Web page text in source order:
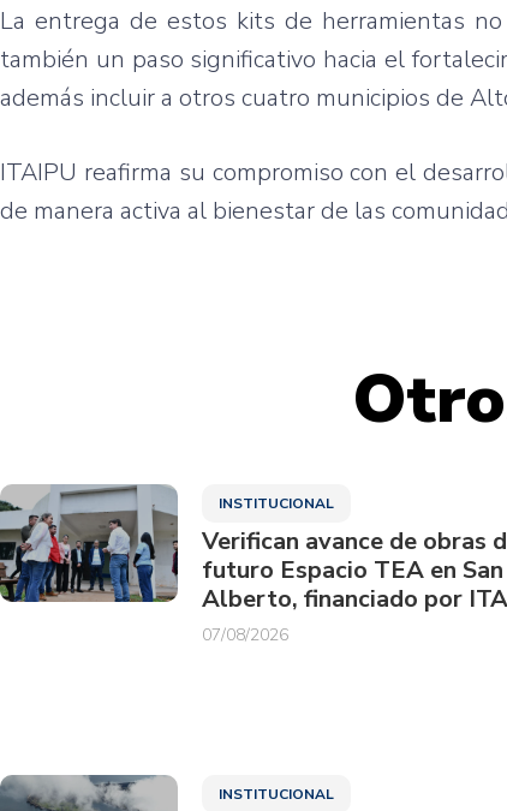
La entrega de estos kits de herramientas
también un paso significativo hacia el
además incluir a otros cuatro municipios de
ITAIPU reafirma su compromiso con el
de manera activa al bienestar de las
INSTITUCIONAL
Verifican avance de obras
futuro Espacio TEA en San
Alberto, financiado por
07/08/2026
INSTITUCIONAL